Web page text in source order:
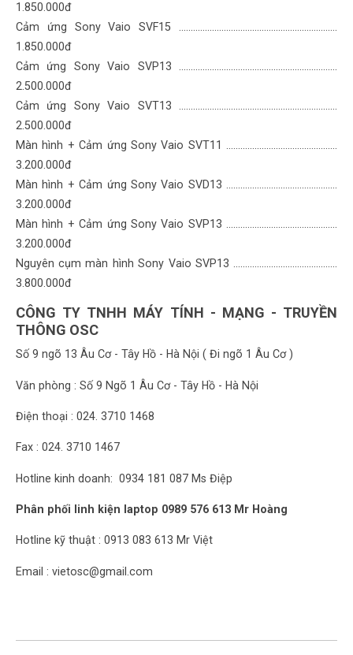
1.850.000đ
Cảm ứng Sony Vaio SVF15 ...............................………………………………
1.850.000đ
Cảm ứng Sony Vaio SVP13 ...............................………………………………
2.500.000đ
Cảm ứng Sony Vaio SVT13 ...............................………………………………
2.500.000đ
Màn hình + Cảm ứng Sony Vaio SVT11 .................…………………………
3.200.000đ
Màn hình + Cảm ứng Sony Vaio SVD13 .................…………………………
3.200.000đ
Màn hình + Cảm ứng Sony Vaio SVP13 .................…………………………
3.200.000đ
Nguyên cụm màn hình Sony Vaio SVP13 .................………………………
3.800.000đ
CÔNG TY TNHH MÁY TÍNH - MẠNG - TRUYỀN
THÔNG OSC
Số 9 ngõ 13 Âu Cơ - Tây Hồ - Hà Nội ( Đi ngõ 1 Âu Cơ )
Văn phòng : Số 9 Ngõ 1 Âu Cơ - Tây Hồ - Hà Nội
Điện thoại : 024. 3710 1468
Fax : 024. 3710 1467
Hotline kinh doanh: 0934 181 087 Ms Điệp
Phân phối linh kiện laptop 0989 576 613 Mr Hoàng
Hotline kỹ thuật : 0913 083 613 Mr Việt
Email : vietosc@gmail.com